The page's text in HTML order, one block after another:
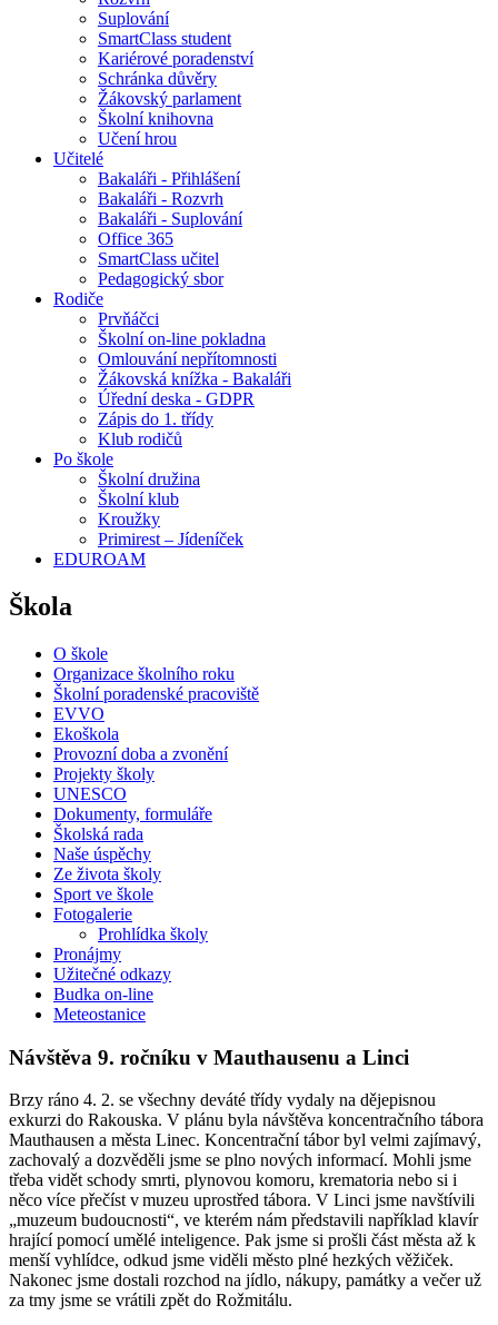
Suplování
SmartClass student
Kariérové poradenství
Schránka důvěry
Žákovský parlament
Školní knihovna
Učení hrou
Učitelé
Bakaláři - Přihlášení
Bakaláři - Rozvrh
Bakaláři - Suplování
Office 365
SmartClass učitel
Pedagogický sbor
Rodiče
Prvňáčci
Školní on-line pokladna
Omlouvání nepřítomnosti
Žákovská knížka - Bakaláři
Úřední deska - GDPR
Zápis do 1. třídy
Klub rodičů
Po škole
Školní družina
Školní klub
Kroužky
Primirest – Jídeníček
EDUROAM
Škola
O škole
Organizace školního roku
Školní poradenské pracoviště
EVVO
Ekoškola
Provozní doba a zvonění
Projekty školy
UNESCO
Dokumenty, formuláře
Školská rada
Naše úspěchy
Ze života školy
Sport ve škole
Fotogalerie
Prohlídka školy
Pronájmy
Užitečné odkazy
Budka on-line
Meteostanice
Návštěva 9. ročníku v Mauthausenu a Linci
Brzy ráno 4. 2. se všechny deváté třídy vydaly na dějepisnou
exkurzi do Rakouska. V plánu byla návštěva koncentračního tábora
Mauthausen a města Linec. Koncentrační tábor byl velmi zajímavý,
zachovalý a dozvěděli jsme se plno nových informací. Mohli jsme
třeba vidět schody smrti, plynovou komoru, krematoria nebo si i
něco více přečíst v muzeu uprostřed tábora. V Linci jsme navštívili
„muzeum budoucnosti“, ve kterém nám představili například klavír
hrající pomocí umělé inteligence. Pak jsme si prošli část města až k
menší vyhlídce, odkud jsme viděli město plné hezkých věžiček.
Nakonec jsme dostali rozchod na jídlo, nákupy, památky a večer už
za tmy jsme se vrátili zpět do Rožmitálu.